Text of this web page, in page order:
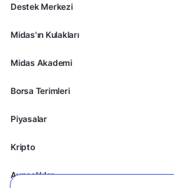
Destek Merkezi
Midas'ın Kulakları
Midas Akademi
Borsa Terimleri
Piyasalar
Kripto
Ayrıcalıklar